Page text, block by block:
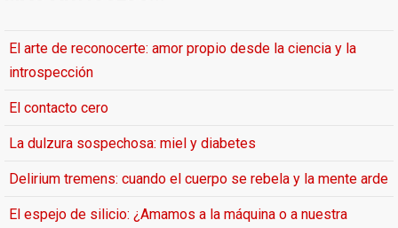
El arte de reconocerte: amor propio desde la ciencia y la
introspección
El contacto cero
La dulzura sospechosa: miel y diabetes
Delirium tremens: cuando el cuerpo se rebela y la mente arde
El espejo de silicio: ¿Amamos a la máquina o a nuestra